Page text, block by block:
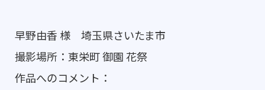
早野由香 様 埼玉県さいたま市
撮影場所：東栄町 御園 花祭
作品へのコメント：